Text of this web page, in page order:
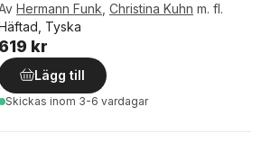
Hermann Funk Christina Kuhn m. fl.
Tyska
619 kr
Lägg till
Skickas inom 3-6 vardagar